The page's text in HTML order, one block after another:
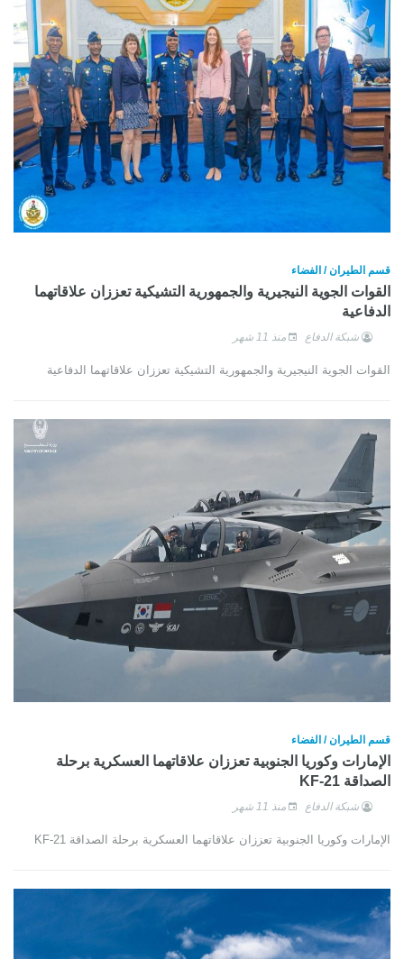
قسم الطيران / الفضاء
القوات الجوية النيجيرية والجمهورية التشيكية تعززان علاقاتهما
الدفاعية
شبكة الدفاع منذ 11 شهر
القوات الجوية النيجيرية والجمهورية التشيكية تعززان علاقاتهما الدفاعية
قسم الطيران / الفضاء
الإمارات وكوريا الجنوبية تعززان علاقاتهما العسكرية برحلة
الصداقة KF-21
شبكة الدفاع منذ 11 شهر
الإمارات وكوريا الجنوبية تعززان علاقاتهما العسكرية برحلة الصداقة KF-21